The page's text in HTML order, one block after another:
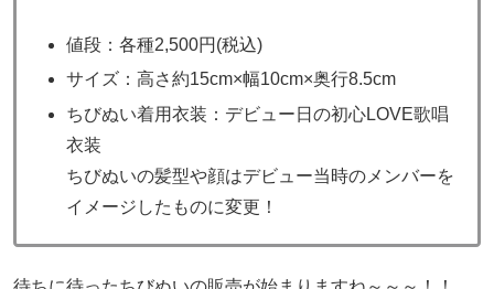
値段：各種2,500円(税込)
サイズ：高さ約15cm×幅10cm×奥行8.5cm
ちびぬい着用衣装：デビュー日の初心LOVE歌唱
衣装
ちびぬいの髪型や顔はデビュー当時のメンバーを
イメージしたものに変更！